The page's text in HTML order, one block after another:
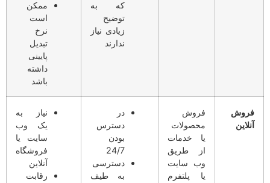
که به
توضیح
زیادی نیاز
ندارند
ممکن
است
نرخ
تبدیل
پایینی
داشته
باشد
فروش
آنلاین
فروش
محصولات
یا خدمات
از طریق
وب سایت
یا پلتفرم
در
دسترس
بودن
24/7
دسترسی
به طیف
نیاز به
یک وب
سایت یا
فروشگاه
آنلاین
رقابت